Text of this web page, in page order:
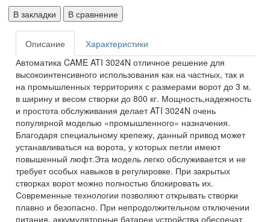
В закладки В сравнение
Описание
Характеристики
Автоматика CAME ATI 3024N отличное решение для
высокоинтенсивного использования как на частных, так и
на промышленных территориях с размерами ворот до 3 м.
в ширину и весом створки до 800 кг. Мощность,надежность
и простота обслуживания делает ATI 3024N очень
популярной моделью «промышленного» назначения.
Благодаря специальному крепежу, данный привод может
устанавливаться на ворота, у которых петли имеют
повышенный люфт.Эта модель легко обслуживается и не
требует особых навыков в регулировке. При закрытых
створках ворот можно полностью блокировать их.
Современные технологии позволяют открывать створки
плавно и безопасно. При непродолжительном отключении
питания, аккумуляторные батареи устройства обеспечат